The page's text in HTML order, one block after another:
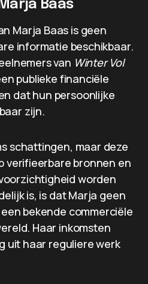
Baas
Marja Baas is geen
informatie beschikbaar.
van Winter Vol
publieke financiële
dat hun persoonlijke
zijn.
schattingen, maar deze
verifieerbare bronnen en
worden
is, is dat Marja geen
bekende commerciële
Haar inkomsten
uit haar reguliere werk